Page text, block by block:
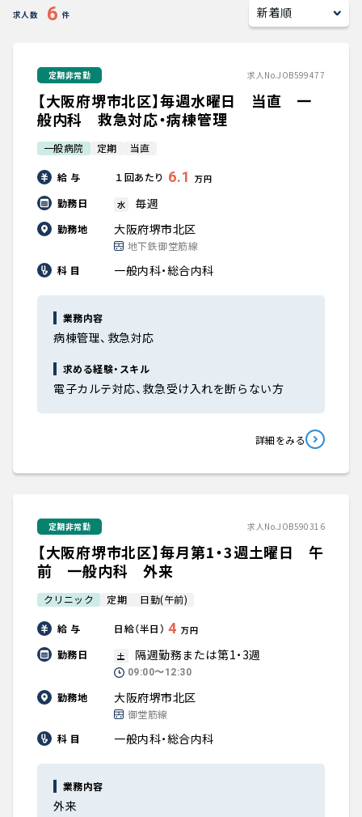
知りたい・聞きたい
転職成功事例
医師の転職マニュアル
データで見る医師の平均年収
医師に役立つ取材記事
求人数 6 件
定期非常勤 求人No.JOB599477
【大阪府堺市北区】毎週水曜日 当直 一
般内科 救急対応・病棟管理
一般病院 定期 当直
給 与 １回あたり 6.1 万円
勤務日 水 毎週
勤務地 大阪府堺市北区
地下鉄御堂筋線
科 目
一般内科・総合内科
業務内容
病棟管理、救急対応
求める経験・スキル
電子カルテ対応、救急受け入れを断らない方
詳細をみる
定期非常勤 求人No.JOB590316
【大阪府堺市北区】毎月第1・3週土曜日 午
前 一般内科 外来
クリニック 定期 日勤(午前)
給 与 日給（半日） 4 万円
勤務日 土 隔週勤務または第1・3週
09:00〜12:30
勤務地 大阪府堺市北区
御堂筋線
科 目
一般内科・総合内科
業務内容
外来